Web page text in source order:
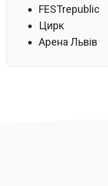
FESTrepublic
Цирк
Арена Львів